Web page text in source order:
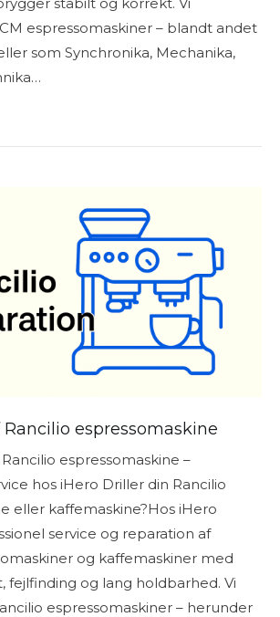
stabilt og korrekt. Vi
espressomaskiner – blandt andet
som Synchronika, Mechanika,
espressomaskine
espressomaskine –
hos iHero Driller din Rancilio
eller kaffemaskine?Hos iHero
service og reparation af
og kaffemaskiner med
fejlfinding og lang holdbarhed. Vi
espressomaskiner – herunder